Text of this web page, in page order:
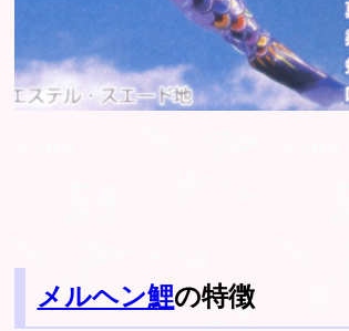
メルヘン鯉の特徴